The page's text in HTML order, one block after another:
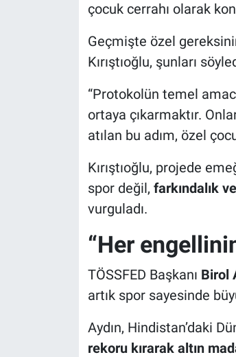
çocuk cerrahı olarak
Geçmişte özel
Kırıştıoğlu, şunları
“Protokolün temel
ortaya çıkarmaktır.
atılan bu adım, özel
Kırıştıoğlu, projede
spor değil, farkındalık
vurguladı.
“Her
TÖSSFED Başkanı Birol
artık spor sayesinde
Aydın, Hindistan’daki
rekoru kırarak altın